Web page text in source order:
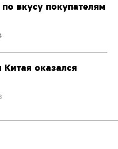
вкусу покупателям
оказался